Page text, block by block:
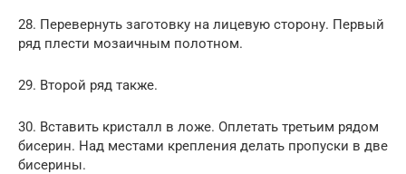
28. Перевернуть заготовку на лицевую сторону. Первый
ряд плести мозаичным полотном.
29. Второй ряд также.
30. Вставить кристалл в ложе. Оплетать третьим рядом
бисерин. Над местами крепления делать пропуски в две
бисерины.